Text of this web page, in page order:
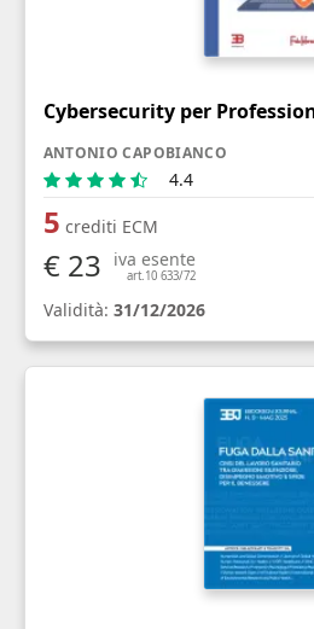
Cybersecurity per
ANTONIO CAPOBIANCO
4.4
5 crediti ECM
€ 23 iva esente
art.10 633/72
Validità: 31/12/2026